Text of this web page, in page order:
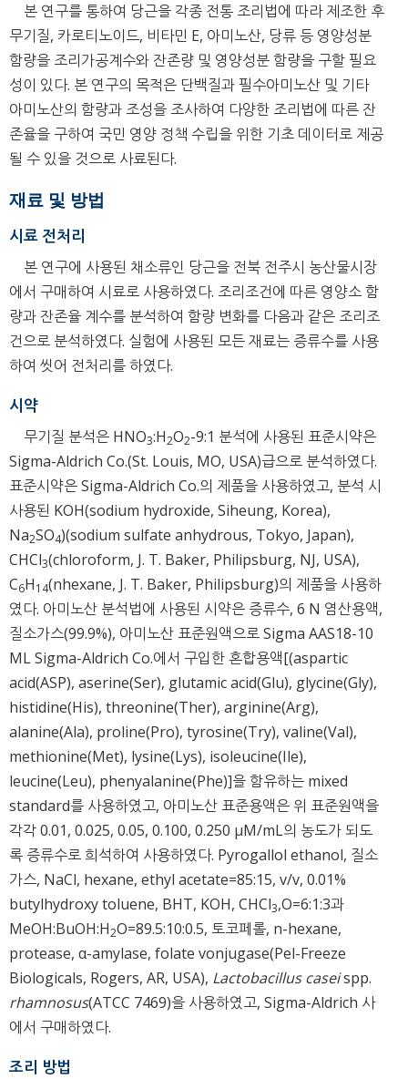
본 연구를 통하여 당근을 각종 전통 조리법에 따라 제조한 후
무기질, 카로티노이드, 비타민 E, 아미노산, 당류 등 영양성분
함량을 조리가공계수와 잔존량 및 영양성분 함량을 구할 필요
성이 있다. 본 연구의 목적은 단백질과 필수아미노산 및 기타
아미노산의 함량과 조성을 조사하여 다양한 조리법에 따른 잔
존율을 구하여 국민 영양 정책 수립을 위한 기초 데이터로 제공
될 수 있을 것으로 사료된다.
재료 및 방법
시료 전처리
본 연구에 사용된 채소류인 당근을 전북 전주시 농산물시장
에서 구매하여 시료로 사용하였다. 조리조건에 따른 영양소 함
량과 잔존율 계수를 분석하여 함량 변화를 다음과 같은 조리조
건으로 분석하였다. 실험에 사용된 모든 재료는 증류수를 사용
하여 씻어 전처리를 하였다.
시약
무기질 분석은 HNO3:H2O2-9:1 분석에 사용된 표준시약은
Sigma-Aldrich Co.(St. Louis, MO, USA)급으로 분석하였다.
표준시약은 Sigma-Aldrich Co.의 제품을 사용하였고, 분석 시
사용된 KOH(sodium hydroxide, Siheung, Korea),
Na2SO4)(sodium sulfate anhydrous, Tokyo, Japan),
CHCl3(chloroform, J. T. Baker, Philipsburg, NJ, USA),
C6H14(nhexane, J. T. Baker, Philipsburg)의 제품을 사용하
였다. 아미노산 분석법에 사용된 시약은 증류수, 6 N 염산용액,
질소가스(99.9%), 아미노산 표준원액으로 Sigma AAS18-10
ML Sigma-Aldrich Co.에서 구입한 혼합용액[(aspartic
acid(ASP), aserine(Ser), glutamic acid(Glu), glycine(Gly),
histidine(His), threonine(Ther), arginine(Arg),
alanine(Ala), proline(Pro), tyrosine(Try), valine(Val),
methionine(Met), lysine(Lys), isoleucine(Ile),
leucine(Leu), phenyalanine(Phe)]을 함유하는 mixed
standard를 사용하였고, 아미노산 표준용액은 위 표준원액을
각각 0.01, 0.025, 0.05, 0.100, 0.250 μM/mL의 농도가 되도
록 증류수로 희석하여 사용하였다. Pyrogallol ethanol, 질소
가스, NaCl, hexane, ethyl acetate=85:15, v/v, 0.01%
butylhydroxy toluene, BHT, KOH, CHCl3,O=6:1:3과
MeOH:BuOH:H2O=89.5:10:0.5, 토코페롤, n-hexane,
protease, α-amylase, folate vonjugase(Pel-Freeze
Biologicals, Rogers, AR, USA), Lactobacillus caseispp.
rhamnosus(ATCC 7469)을 사용하였고, Sigma-Aldrich 사
에서 구매하였다.
조리 방법